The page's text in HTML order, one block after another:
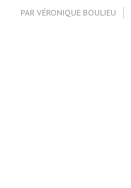
PAR VÉRONIQUE BOULIEU